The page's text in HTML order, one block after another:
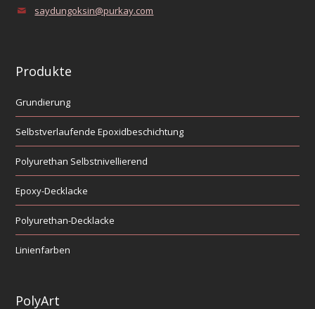
saydungoksin@purkay.com
Produkte
Grundierung
Selbstverlaufende Epoxidbeschichtung
Polyurethan Selbstnivellierend
Epoxy-Decklacke
Polyurethan-Decklacke
Linienfarben
PolyArt